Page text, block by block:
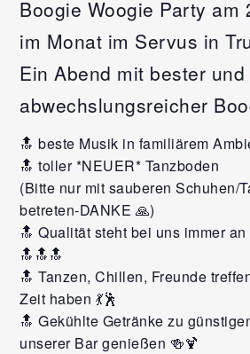
Boogie Woogie Party am
im Monat im Servus in
Ein Abend mit bester und
abwechslungsreicher
🔝 beste Musik in familiärem
🔝 toller *NEUER* Tanzboden
(Bitte nur mit sauberen Schuhen/
betreten-DANKE 🙏)
🔝 Qualität steht bei uns immer
🔝🔝🔝
🔝 Tanzen, Chillen, Freunde
Zeit haben 💃🕺
🔝 Gekühlte Getränke zu
unserer Bar genießen 🍻🍹